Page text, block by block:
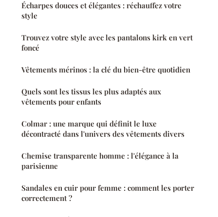
Écharpes douces et élégantes : réchauffez votre
style
Trouvez votre style avec les pantalons kirk en vert
foncé
Vêtements mérinos : la clé du bien-être quotidien
Quels sont les tissus les plus adaptés aux
vêtements pour enfants
Colmar : une marque qui définit le luxe
décontracté dans l'univers des vêtements divers
Chemise transparente homme : l'élégance à la
parisienne
Sandales en cuir pour femme : comment les porter
correctement ?